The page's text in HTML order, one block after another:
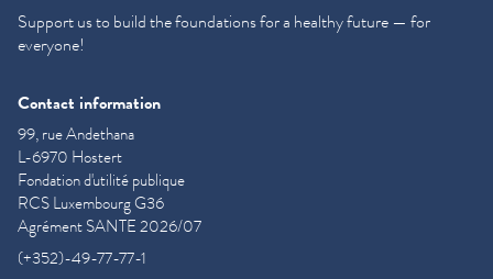
Support us to build the foundations for a healthy future — for
everyone!
Contact information
99, rue Andethana
L-6970 Hostert
Fondation d'utilité publique
RCS Luxembourg G36
Agrément SANTE 2026/07
(+352)-49-77-77-1